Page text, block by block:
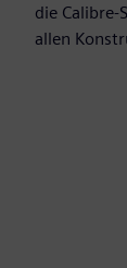
die
allen